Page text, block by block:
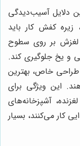
دلایل آسیب‌دیدگی
زیره کفش کار باید
لغزش بر روی سطوح
و یخ جلوگیری کند.
طراحی خاص، بهترین
این ویژگی برای
آشپزخانه‌های
کار می‌کنند، بسیار